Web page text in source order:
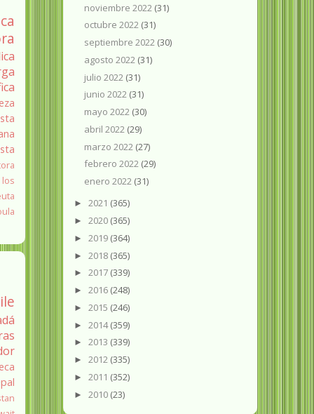
noviembre 2022 (31)
octubre 2022 (31)
septiembre 2022 (30)
agosto 2022 (31)
julio 2022 (31)
junio 2022 (31)
mayo 2022 (30)
abril 2022 (29)
marzo 2022 (27)
febrero 2022 (29)
enero 2022 (31)
► 2021 (365)
► 2020 (365)
► 2019 (364)
► 2018 (365)
► 2017 (339)
► 2016 (248)
► 2015 (246)
► 2014(359)
► 2013 (339)
► 2012 (335)
► 2011 (352)
► 2010 (23)